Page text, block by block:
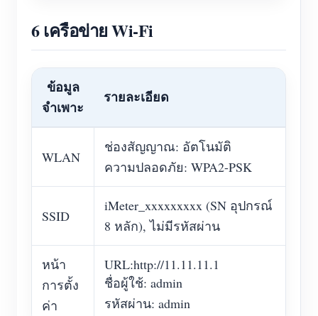
6 เครือข่าย Wi-Fi
ข้อมูล
จำเพาะ
รายละเอียด
WLAN
ช่องสัญญาณ: อัตโนมัติ
ความปลอดภัย: WPA2-PSK
SSID
iMeter_xxxxxxxxx (SN อุปกรณ์
8 หลัก), ไม่มีรหัสผ่าน
หน้า
การตั้ง
ค่า
URL:http://11.11.11.1
ชื่อผู้ใช้: admin
รหัสผ่าน: admin